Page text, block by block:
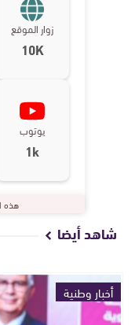
زوار الموقع
10K
يوتوب
1k
هذه
شاهد أيضا
أخبار وطنية